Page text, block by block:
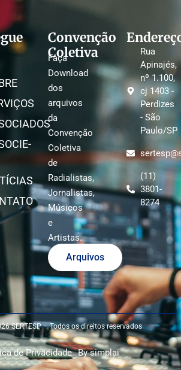
Convenção
Coletiva
Faça
Download
dos
arquivos
da
Convenção
Coletiva
de
Radialistas,
Jornalistas,
Músicos
e
Artistas.
Arquivos
Rua
Apinajés,
nº 1.100,
cj 1403 -
Perdizes
- São
Paulo/SP
(11)
3801-
8274
SERTESP – Todos os direitos reservados
de Privacidade By simplai